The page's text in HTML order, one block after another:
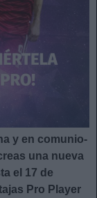
y en comunio-
una nueva
el 17 de
Pro Player